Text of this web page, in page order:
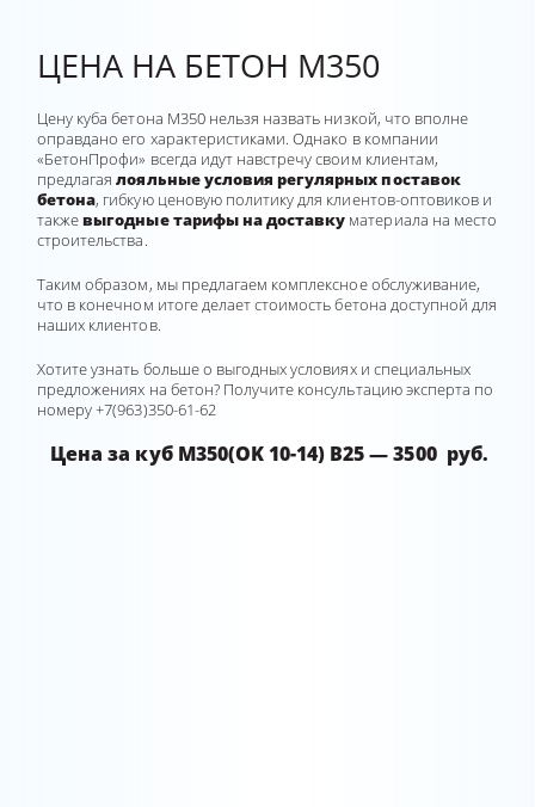
ЦЕНА НА БЕТОН М350
Цену куба бетона М350 нельзя назвать низкой, что вполне
оправдано его характеристиками. Однако в компании
«БетонПрофи» всегда идут навстречу своим клиентам,
предлагаялояльные условия регулярных поставок
бетона, гибкую ценовую политику для клиентов-оптовиков и
такжевыгодные тарифы на доставку материала на место
строительства.
Таким образом, мы предлагаем комплексное обслуживание,
что в конечном итоге делает стоимость бетона доступной для
наших клиентов.
Хотите узнать больше о выгодных условиях и специальных
предложениях на бетон? Получите консультацию эксперта по
номеру+7(963)350-61-62
Цена за куб М350(OK 10-14) B25 — 3500 руб.